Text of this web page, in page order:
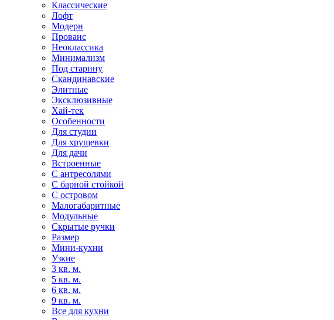
Классические
Лофт
Модерн
Прованс
Неоклассика
Минимализм
Под старину
Скандинавские
Элитные
Эксклюзивные
Хай-тек
Особенности
Для студии
Для хрущевки
Для дачи
Встроенные
С антресолями
С барной стойкой
С островом
Малогабаритные
Модульные
Скрытые ручки
Размер
Мини-кухни
Узкие
3 кв. м.
5 кв. м.
6 кв. м.
9 кв. м.
Все для кухни